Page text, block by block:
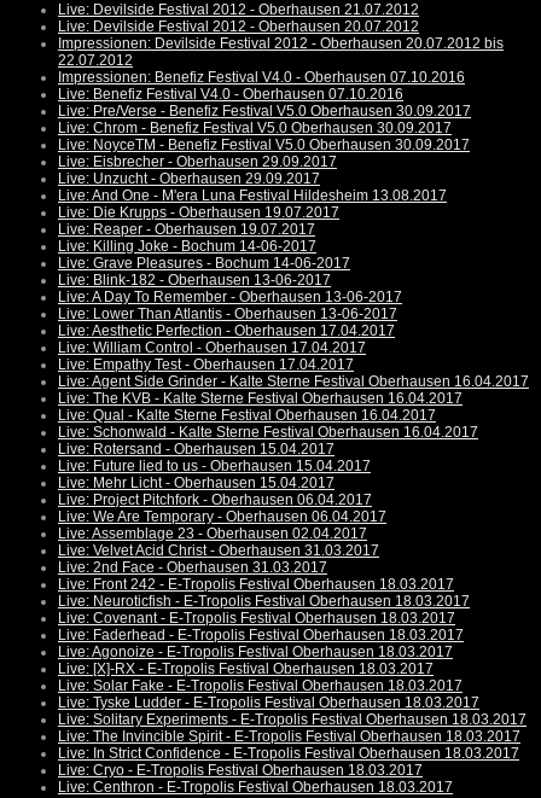
Live: Devilside Festival 2012 - Oberhausen 21.07.2012
Live: Devilside Festival 2012 - Oberhausen 20.07.2012
Impressionen: Devilside Festival 2012 - Oberhausen 20.07.2012 bis
22.07.2012
Impressionen: Benefiz Festival V4.0 - Oberhausen 07.10.2016
Live: Benefiz Festival V4.0 - Oberhausen 07.10.2016
Live: Pre/Verse - Benefiz Festival V5.0 Oberhausen 30.09.2017
Live: Chrom - Benefiz Festival V5.0 Oberhausen 30.09.2017
Live: NoyceTM - Benefiz Festival V5.0 Oberhausen 30.09.2017
Live: Eisbrecher - Oberhausen 29.09.2017
Live: Unzucht - Oberhausen 29.09.2017
Live: And One - M'era Luna Festival Hildesheim 13.08.2017
Live: Die Krupps - Oberhausen 19.07.2017
Live: Reaper - Oberhausen 19.07.2017
Live: Killing Joke - Bochum 14-06-2017
Live: Grave Pleasures - Bochum 14-06-2017
Live: Blink-182 - Oberhausen 13-06-2017
Live: A Day To Remember - Oberhausen 13-06-2017
Live: Lower Than Atlantis - Oberhausen 13-06-2017
Live: Aesthetic Perfection - Oberhausen 17.04.2017
Live: William Control - Oberhausen 17.04.2017
Live: Empathy Test - Oberhausen 17.04.2017
Live: Agent Side Grinder - Kalte Sterne Festival Oberhausen 16.04.2017
Live: The KVB - Kalte Sterne Festival Oberhausen 16.04.2017
Live: Qual - Kalte Sterne Festival Oberhausen 16.04.2017
Live: Schonwald - Kalte Sterne Festival Oberhausen 16.04.2017
Live: Rotersand - Oberhausen 15.04.2017
Live: Future lied to us - Oberhausen 15.04.2017
Live: Mehr Licht - Oberhausen 15.04.2017
Live: Project Pitchfork - Oberhausen 06.04.2017
Live: We Are Temporary - Oberhausen 06.04.2017
Live: Assemblage 23 - Oberhausen 02.04.2017
Live: Velvet Acid Christ - Oberhausen 31.03.2017
Live: 2nd Face - Oberhausen 31.03.2017
Live: Front 242 - E-Tropolis Festival Oberhausen 18.03.2017
Live: Neuroticfish - E-Tropolis Festival Oberhausen 18.03.2017
Live: Covenant - E-Tropolis Festival Oberhausen 18.03.2017
Live: Faderhead - E-Tropolis Festival Oberhausen 18.03.2017
Live: Agonoize - E-Tropolis Festival Oberhausen 18.03.2017
Live: [X]-RX - E-Tropolis Festival Oberhausen 18.03.2017
Live: Solar Fake - E-Tropolis Festival Oberhausen 18.03.2017
Live: Tyske Ludder - E-Tropolis Festival Oberhausen 18.03.2017
Live: Solitary Experiments - E-Tropolis Festival Oberhausen 18.03.2017
Live: The Invincible Spirit - E-Tropolis Festival Oberhausen 18.03.2017
Live: In Strict Confidence - E-Tropolis Festival Oberhausen 18.03.2017
Live: Cryo - E-Tropolis Festival Oberhausen 18.03.2017
Live: Centhron - E-Tropolis Festival Oberhausen 18.03.2017